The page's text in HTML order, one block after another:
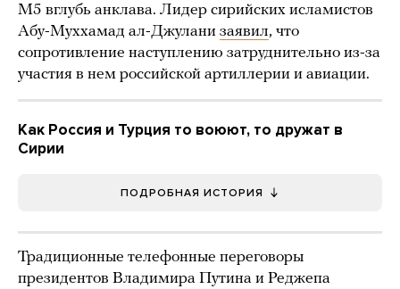
М5 вглубь анклава. Лидер сирийских исламистов
Абу-Муххамад ал-Джулани заявил, что
сопротивление наступлению затруднительно из-за
участия в нем российской артиллерии и авиации.
Как Россия и Турция то воюют, то дружат в
Сирии
ПОДРОБНАЯ ИСТОРИЯ
Традиционные телефонные переговоры
президентов Владимира Путина и Реджепа